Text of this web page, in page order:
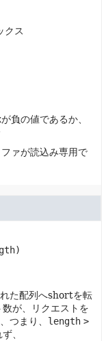
クス
が負の値であるか、
ァが読込み専用で
た配列へshortを転
が、リクエストを
つまり、 length >
、